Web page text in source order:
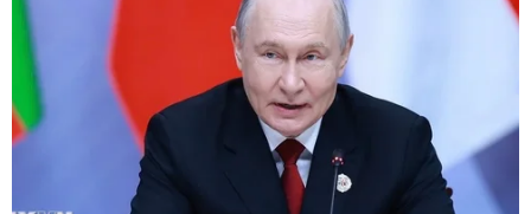
Chia sẻ với phóng viên ngày 1/6 về định hướng
hoàn thiện thể chế, chính sách thúc đẩy phát
triển kinh tế biển bền vững, ông Nguyễn Quốc
Toản - Cục trưởng Cục Biển và Hải đảo Việt Nam
(Bộ Nông nghiệp và Môi trường), nhấn mạnh
hiện nay có 3 nhóm vướng mắc lớn cần được